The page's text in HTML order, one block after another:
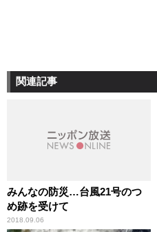
関連記事
みんなの防災…台風21号のつ
め跡を受けて
2018.09.06